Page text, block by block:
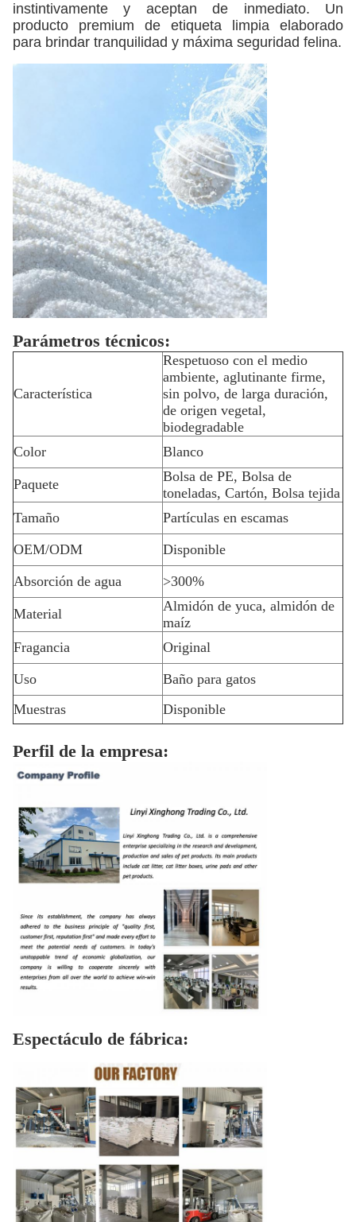
instintivamente y aceptan de inmediato. Un
producto premium de etiqueta limpia elaborado
para brindar tranquilidad y máxima seguridad felina.
Parámetros técnicos:
Característica
Respetuoso con el medio
ambiente, aglutinante firme,
sin polvo, de larga duración,
de origen vegetal,
biodegradable
Color
Blanco
Paquete
Bolsa de PE, Bolsa de
toneladas, Cartón, Bolsa tejida
Tamaño
Partículas en escamas
OEM/ODM
Disponible
Absorción de agua
>300%
Material
Almidón de yuca, almidón de
maíz
Fragancia
Original
Uso
Baño para gatos
Muestras
Disponible
Perfil de la empresa:
Espectáculo de fábrica: